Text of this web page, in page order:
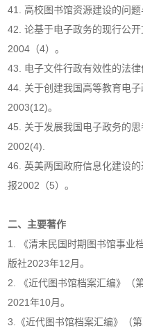
41. 高校图书馆资源建设的问
42. 论基于电子政务的现行公
2004（4）。
43. 电子文件行政有效性的法
44. 关于创建我国高等教育电
2003(12)。
45. 关于发展我国电子政务的
2002(4).
46. 英美两国政府信息化建设
报2002（5）。
二、主要著作
1. 《清末民国时期图书馆事业
版社2023年12月。
2. 《近代图书馆档案汇编》（
2021年10月。
3.《近代图书馆档案汇编》（